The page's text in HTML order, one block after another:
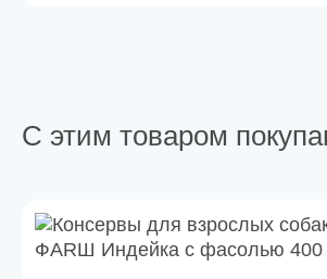
С этим товаром